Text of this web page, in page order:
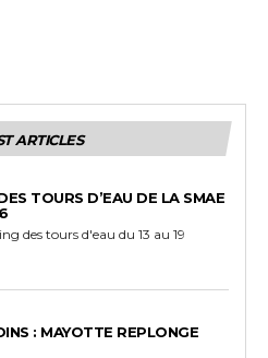
ARTICLES
TOURS D’EAU DE LA SMAE
des tours d'eau du 13 au 19
: MAYOTTE REPLONGE